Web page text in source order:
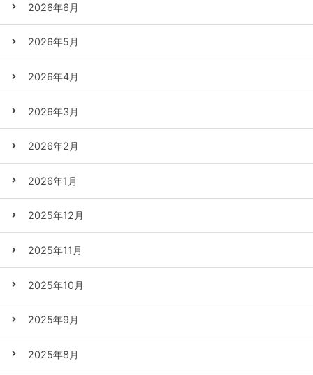
2026年6月
2026年5月
2026年4月
2026年3月
2026年2月
2026年1月
2025年12月
2025年11月
2025年10月
2025年9月
2025年8月